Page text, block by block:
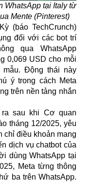
WhatsApp tại Italy từ
Mente(Pinterest)
(báo TechCrunch)
đối với các bot trí
qua WhatsApp
0,069 USD cho mỗi
mẫu. Động thái này
ý trong cách Meta
trên nền tảng nhắn
sau khi Cơ quan
tháng 12/2025, yêu
chỉ điều khoản mang
dịch vụ chatbot của
dùng WhatsApp tại
Meta từng thông
ba trên WhatsApp.